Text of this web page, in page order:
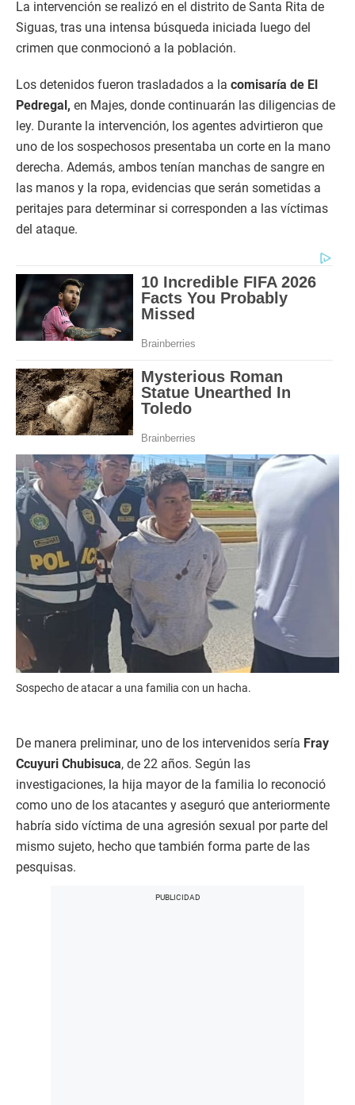
La intervención se realizó en el distrito de Santa Rita de
Siguas, tras una intensa búsqueda iniciada luego del
crimen que conmocionó a la población.
Los detenidos fueron trasladados a la comisaría de El
Pedregal, en Majes, donde continuarán las diligencias de
ley. Durante la intervención, los agentes advirtieron que
uno de los sospechosos presentaba un corte en la mano
derecha. Además, ambos tenían manchas de sangre en
las manos y la ropa, evidencias que serán sometidas a
peritajes para determinar si corresponden a las víctimas
del ataque.
Sospecho de atacar a una familia con un hacha.
De manera preliminar, uno de los intervenidos sería Fray
Ccuyuri Chubisuca, de 22 años. Según las
investigaciones, la hija mayor de la familia lo reconoció
como uno de los atacantes y aseguró que anteriormente
habría sido víctima de una agresión sexual por parte del
mismo sujeto, hecho que también forma parte de las
pesquisas.